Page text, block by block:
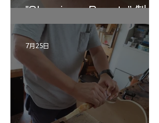
"Sleeping・Beauty” 制作
記 30
7月25日